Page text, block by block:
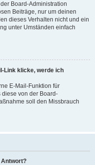
Board-Administration
Beiträge, nur um deinen
dieses Verhalten nicht und ein
unter Umständen einfach
Link klicke, werde ich
E-Mail-Funktion für
diese von der Board-
soll den Missbrauch
Antwort?